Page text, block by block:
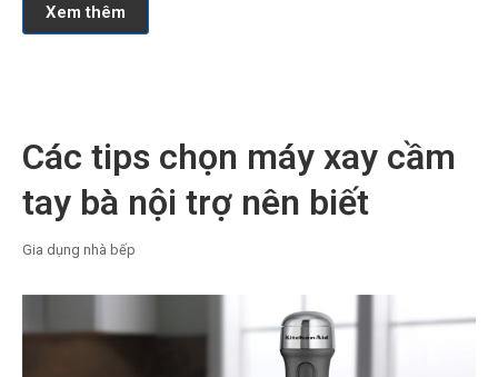
Xem thêm
Các tips chọn máy xay cầm
tay bà nội trợ nên biết
Gia dụng nhà bếp